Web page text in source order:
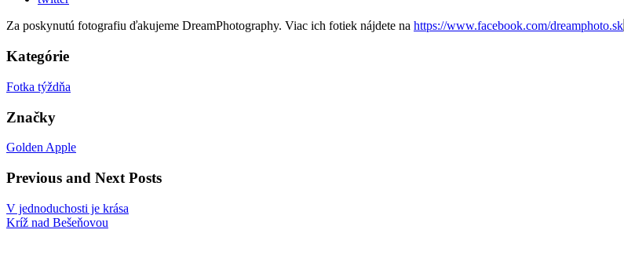
Za poskynutú fotografiu ďakujeme DreamPhotography. Viac ich fotiek nájdete na https://www.facebook.com/dreamphoto.sk
Kategórie
Fotka týždňa
Značky
Golden Apple
Previous and Next Posts
V jednoduchosti je krása
Kríž nad Bešeňovou